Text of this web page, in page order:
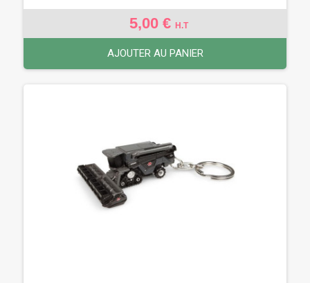
5,00 € H.T
AJOUTER AU PANIER